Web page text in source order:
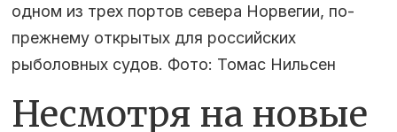
одном из трех портов севера Норвегии, по-
прежнему открытых для российских
рыболовных судов. Фото: Томас Нильсен
Несмотря на новые